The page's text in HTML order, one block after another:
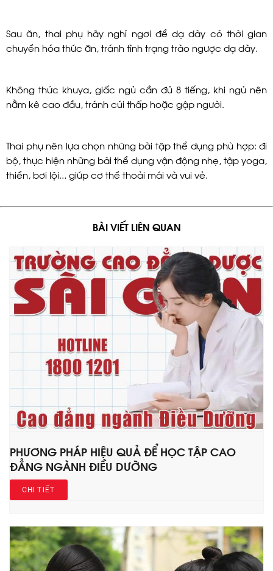
Sau ăn, thai phụ hãy nghỉ ngơi để dạ dày có thời gian
chuyển hóa thức ăn, tránh tình trạng trào ngược dạ dày.
Không thức khuya, giấc ngủ cần đủ 8 tiếng, khi ngủ nên
nằm kê cao đầu, tránh cúi thấp hoặc gập người.
Thai phụ nên lựa chọn những bài tập thể dụng phù hợp: đi
bộ, thực hiện những bài thể dụng vận động nhẹ, tập yoga,
thiền, bơi lội… giúp cơ thể thoải mái và vui vẻ.
BÀI VIẾT LIÊN QUAN
PHƯƠNG PHÁP HIỆU QUẢ ĐỂ HỌC TẬP CAO
ĐẲNG NGÀNH ĐIỀU DƯỠNG
CHI TIẾT